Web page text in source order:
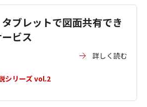
ブレットで図面共有でき
ビス
詳しく読む
シリーズ vol.2